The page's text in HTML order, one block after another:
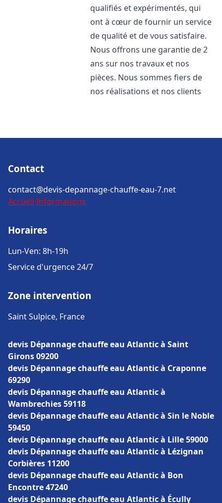
qualifiés et expérimentés, qui
ont à cœur de fournir un service
de qualité et de vous satisfaire.
Nous offrons une garantie de 2
ans sur nos travaux et nos
pièces. Nous sommes fiers de
nos réalisations et nos clients
Contact
contact@devis-depannage-chauffe-eau-7.net
Accueil Informations
Horaires
Lun-Ven: 8h-19h
Service d'urgence 24/7
Zone intervention
Saint Sulpice, France
devis Dépannage chauffe eau Atlantic à Saint
Girons 09200
devis Dépannage chauffe eau Atlantic à Craponne
69290
devis Dépannage chauffe eau Atlantic à
Wambrechies 59118
devis Dépannage chauffe eau Atlantic à Sin le Noble
59450
devis Dépannage chauffe eau Atlantic à Lille 59000
devis Dépannage chauffe eau Atlantic à Lézignan
Corbières 11200
devis Dépannage chauffe eau Atlantic à Bon
Encontre 47240
devis Dépannage chauffe eau Atlantic à Écully